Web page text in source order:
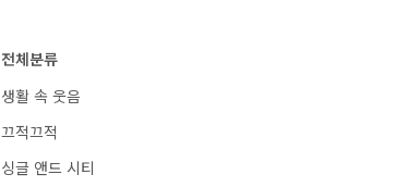
전체분류
생활 속 웃음
끄적끄적
싱글 앤드 시티